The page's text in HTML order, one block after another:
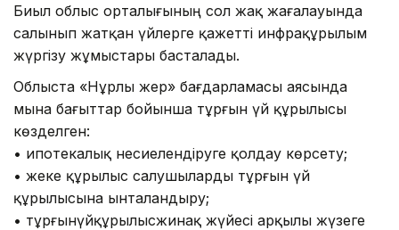
Биыл облыс орталығының сол жақ жағалауында
салынып жатқан үйлерге қажетті инфрақұрылым
жүргізу жұмыстары басталады.
Облыста «Нұрлы жер» бағдарламасы аясында
мына бағыттар бойынша тұрғын үй құрылысы
көзделген:
• ипотекалық несиелендіруге қолдау көрсету;
• жеке құрылыс салушыларды тұрғын үй
құрылысына ынталандыру;
• тұрғынүйқұрылысжинақ жүйесі арқылы жүзеге